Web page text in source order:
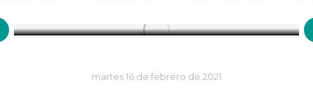
martes 16 de febrero de 2021